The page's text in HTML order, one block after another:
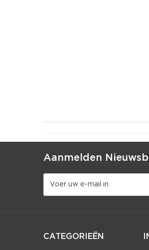
Aanmelden
CATEGORIEËN